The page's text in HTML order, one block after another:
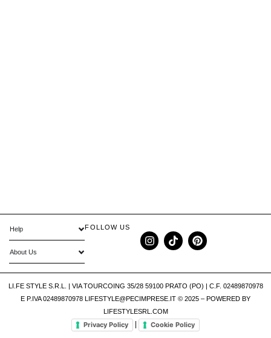
Help
About Us
FOLLOW US
LI.FE STYLE S.R.L. | VIA TOURCOING 35/28 59100 PRATO (PO) | C.F. 02489870978
E P.IVA 02489870978 LIFESTYLE@PECIMPRESE.IT © 2025 – POWERED BY
LIFESTYLESRL.COM
Privacy Policy Cookie Policy